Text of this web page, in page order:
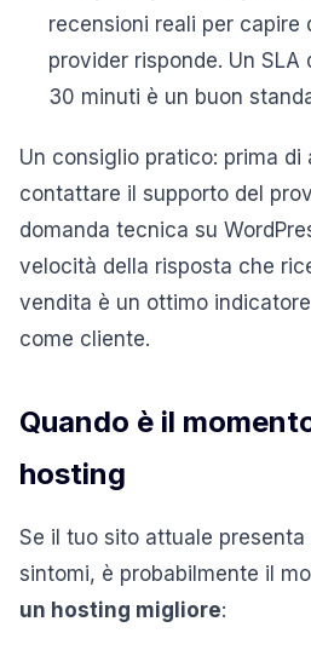
recensioni reali per capire
provider risponde. Un SLA
30 minuti è un buon
Un consiglio pratico: prima di
contattare il supporto del
domanda tecnica su
velocità della risposta che
vendita è un ottimo
come cliente.
Quando è il
hosting
Se il tuo sito attuale
sintomi, è probabilmente il
un hosting migliore: